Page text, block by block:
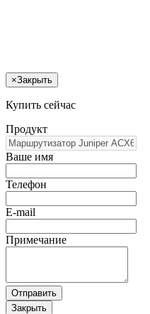
×Закрыть
Купить сейчас
Продукт
Ваше имя
Телефон
E-mail
Примечание
Отправить
Закрыть